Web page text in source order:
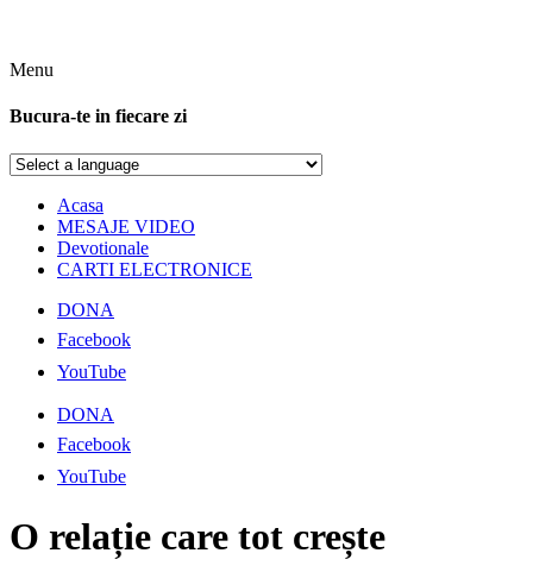
Menu
Bucura-te in fiecare zi
Acasa
MESAJE VIDEO
Devotionale
CARTI ELECTRONICE
DONA
Facebook
YouTube
DONA
Facebook
YouTube
O relație care tot crește